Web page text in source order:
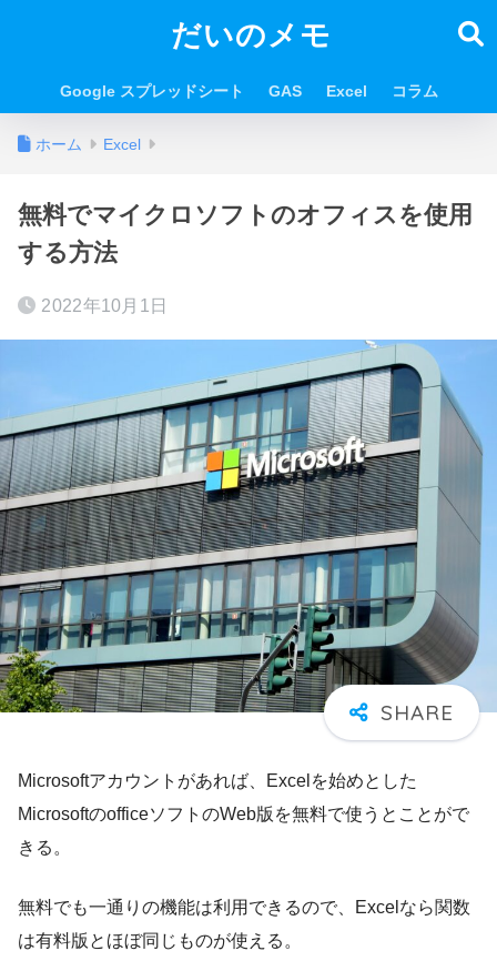
だいのメモ
Google スプレッドシート GAS Excel コラム
ホーム Excel
無料でマイクロソフトのオフィスを使用
する方法
2022年10月1日
Microsoftアカウントがあれば、Excelを始めとした
MicrosoftのofficeソフトのWeb版を無料で使うとことがで
きる。
無料でも一通りの機能は利用できるので、Excelなら関数
は有料版とほぼ同じものが使える。